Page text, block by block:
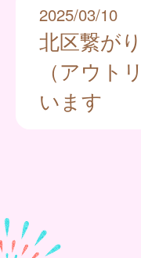
2025/03/10
北区繋が
（アウト
います